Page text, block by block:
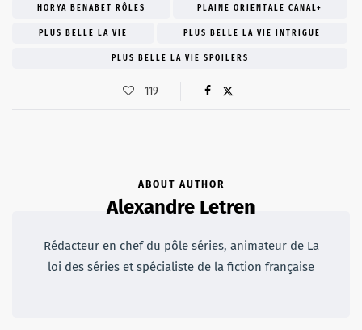
HORYA BENABET RÔLES PLAINE ORIENTALE CANAL+
PLUS BELLE LA VIE PLUS BELLE LA VIE INTRIGUE
PLUS BELLE LA VIE SPOILERS
119
ABOUT AUTHOR
Alexandre Letren
Rédacteur en chef du pôle séries, animateur de La
loi des séries et spécialiste de la fiction française